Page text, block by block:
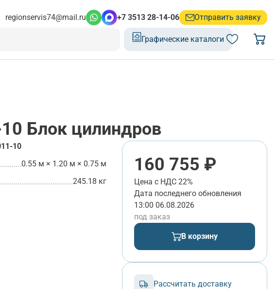
regionservis74@mail.ru +7 3513 28-14-06 Отправить заявку
Графические каталоги
Блок цилиндров
10
0.55 м × 1.20 м × 0.75 м
245.18 кг
160 755 ₽
Цена с НДС 22%
Дата последнего обновления
13:00 06.08.2026
под заказ
В корзину
Рассчитать доставку